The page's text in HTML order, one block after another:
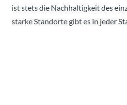
ist stets die Nachhaltigkeit des
starke Standorte gibt es in jeder